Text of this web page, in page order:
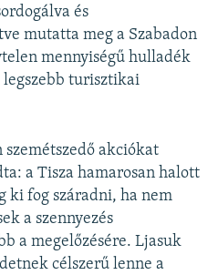
és
mutatta meg a Szabadon
mennyiségű hulladék
turisztikai
akciókat
a Tisza hamarosan halott
ki fog száradni, ha nem
a szennyezés
a megelőzésére. Ljasuk
célszerű lenne a